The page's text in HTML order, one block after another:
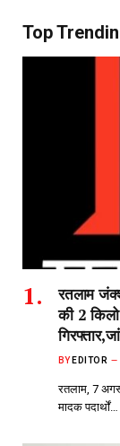
Top
रतलाम
की 2
BY EDITOR
रतलाम, 7
मादक पदार्थों…